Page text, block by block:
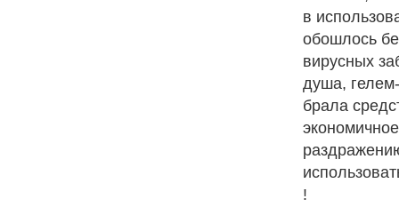
в
обошлось
вирусных
душа,
брала
!